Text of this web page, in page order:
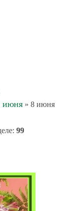
июня » 8 июня
: 99